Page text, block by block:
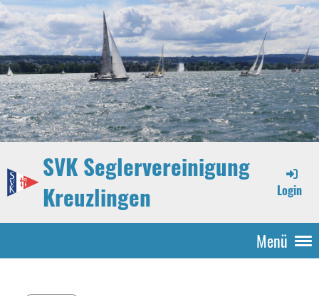
SVK Seglervereinigung
Kreuzlingen
Login
Menü